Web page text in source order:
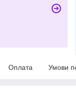
Оплата Умови